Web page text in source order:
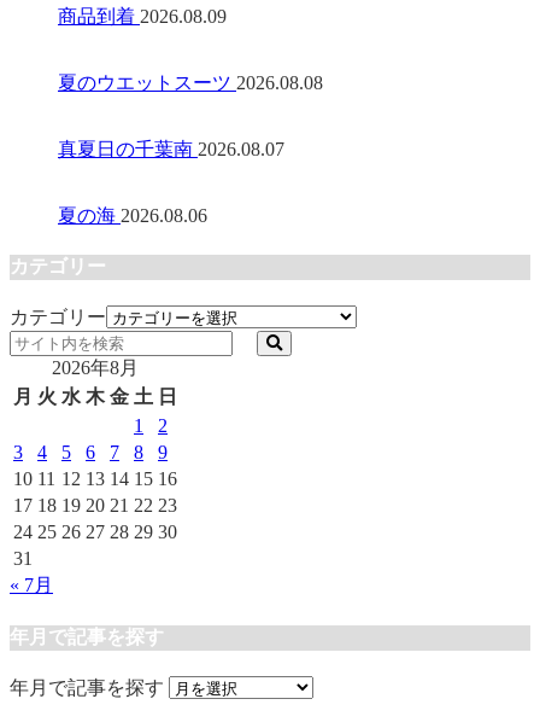
商品到着 2026.08.09
夏のウエットスーツ 2026.08.08
真夏日の千葉南 2026.08.07
夏の海 2026.08.06
カテゴリー
カテゴリー
2026年8月
月 火 水 木 金 土 日
1
2
3
4 5 6 7 8
9
10 11 12 13 14 15 16
17 18 19 20 21 22 23
24 25 26 27 28 29 30
31
« 7月
年月で記事を探す
年月で記事を探す